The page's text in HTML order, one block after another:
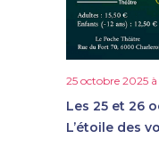
Les 25 et 26
L’étoile des
25 octobre 2025